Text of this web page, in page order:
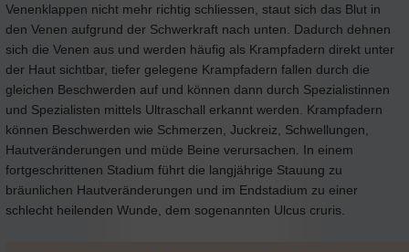
Venenklappen nicht mehr richtig schliessen, staut sich das Blut in
den Venen aufgrund der Schwerkraft nach unten. Dadurch dehnen
sich die Venen aus und werden häufig als Krampfadern direkt unter
der Haut sichtbar, tiefer gelegene Krampfadern fallen durch die
gleichen Beschwerden auf und können dann durch Spezialistinnen
und Spezialisten mittels Ultraschall erkannt werden. Krampfadern
können Beschwerden wie Schmerzen, Juckreiz, Schwellungen,
Hautveränderungen und müde Beine verursachen. In einem
fortgeschrittenen Stadium führt die langjährige Stauung zu
bräunlichen Hautveränderungen und im Endstadium zu einer
schlecht heilenden Wunde, dem sogenannten Ulcus cruris.